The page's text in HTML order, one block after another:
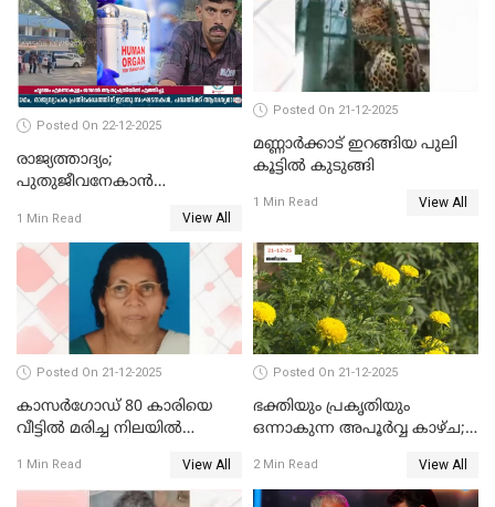
Posted On 22-12-2025
രാജ്യത്താദ്യം;
പുതുജീവനേകാൻ
എറണാകുളം സർക്കാർ
ജനറൽ
ആശുപത്രിയിലെത്തിച്ചു
1 Min Read View All
Posted On 21-12-2025
മണ്ണാർക്കാട് ഇറങ്ങിയ പുലി
കൂട്ടിൽ കുടുങ്ങി
1 Min Read View All
Posted On 21-12-2025
കാസർഗോഡ് 80 കാരിയെ
വീട്ടിൽ മരിച്ച നിലയിൽ
1 Min Read View All
Posted On 21-12-2025
ഭക്തിയും പ്രകൃതിയും
ഒന്നാകുന്ന അപൂര്‍വ്വ കാഴ്ച;
കാഴ്ചാനുഭവമൊരുക്കി
ശബരീ നന്ദനം
2 Min Read View All